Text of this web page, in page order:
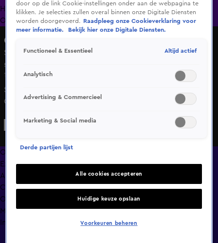
HomeUitzending Gemist Programma's De Bondgenoten
OranjezomerLivestreamsShop
GLORY Kickboxing
Sergej Maslobojev wint van Tarik Khabez: 'This young boy
still can!'
14 juni 2025, 23:42
Sergej Maslobojev wint van Tarik Khabez tijdens hun
GLORY 100 titelgevecht.
Overzicht
Exclusief
Afleveringen
Clips
Op naar GLORY Collision 9
Meer zoals dit
Info
door op de link Cookie-instellingen onder aan de webpagina te
klikken. Je selecties zullen overal binnen onze Digitale Diensten
worden doorgevoerd.
Raadpleeg onze Cookieverklaring voor
meer informatie.
Bekijk hier onze Digitale Diensten.
Functioneel & Essentieel Altijd actief
Analytisch
Advertising & Commercieel
Marketing & Social media
Derde partijen lijst
Alle cookies accepteren
Huidige keuze opslaan
Voorkeuren beheren